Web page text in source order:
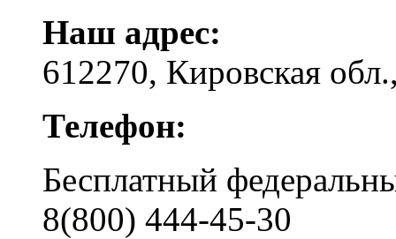
Наш адрес:
612270, Кировская
Телефон:
Бесплатный
8(800) 444-45-30